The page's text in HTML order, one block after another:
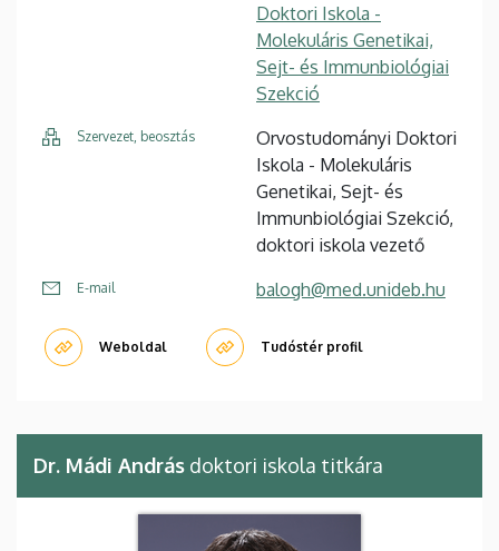
Doktori Iskola -
Molekuláris Genetikai,
Sejt- és Immunbiológiai
Szekció
Szervezet, beosztás
Orvostudományi Doktori
Iskola - Molekuláris
Genetikai, Sejt- és
Immunbiológiai Szekció,
doktori iskola vezető
E-mail balogh@med.unideb.hu
Weboldal Tudóstér profil
Dr. Mádi András doktori iskola titkára